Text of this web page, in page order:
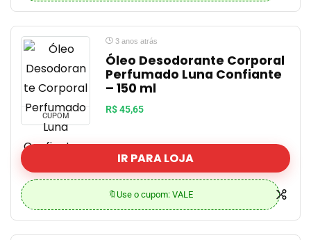
CUPOM
3 anos atrás
Óleo Desodorante Corporal
Perfumado Luna Confiante
– 150 ml
R$ 45,65
IR PARA LOJA
🔖Use o cupom: VALE